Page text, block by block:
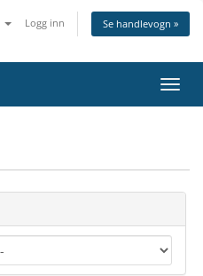
Logg inn Se handlevogn »
Bytt